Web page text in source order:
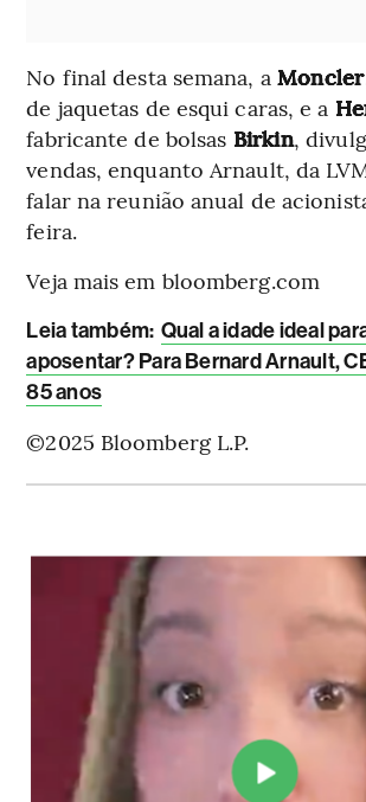
No final desta semana, a Moncler
de jaquetas de esqui caras, e a
fabricante de bolsas Birkin,
vendas, enquanto Arnault, da
falar na reunião anual de
feira.
Veja mais em bloomberg.com
Leia também: Qual a idade ideal
aposentar? Para Bernard Arnault,
85 anos
©2025 Bloomberg L.P.